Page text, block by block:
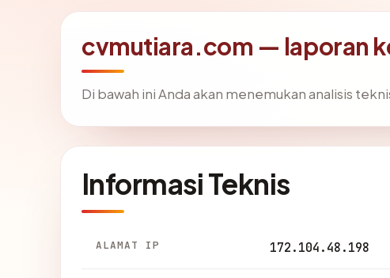
cvmutiara.com — laporan
Di bawah ini Anda akan menemukan analisis
Informasi Teknis
ALAMAT IP 172.104.48.198